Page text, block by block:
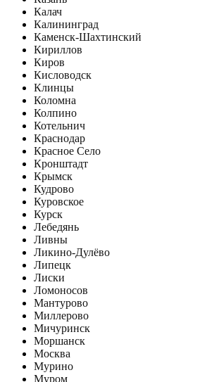
Калач
Калининград
Каменск-Шахтинский
Кириллов
Киров
Кисловодск
Клинцы
Коломна
Колпино
Котельнич
Краснодар
Красное Село
Кронштадт
Крымск
Кудрово
Куровское
Курск
Лебедянь
Ливны
Ликино-Дулёво
Липецк
Лиски
Ломоносов
Мантурово
Миллерово
Мичуринск
Моршанск
Москва
Мурино
Муром